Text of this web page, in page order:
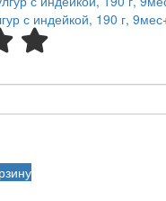
с индейкой, 190 г,